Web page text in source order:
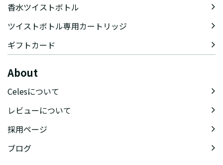
香水ツイストボトル
ツイストボトル専用カートリッジ
ギフトカード
About
Celesについて
レビューについて
採用ページ
ブログ